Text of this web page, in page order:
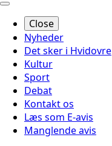
Close
Nyheder
Det sker i Hvidovre
Kultur
Sport
Debat
Kontakt os
Læs som E-avis
Manglende avis